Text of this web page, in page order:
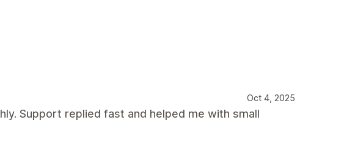
Oct 4, 2025
Support replied fast and helped me with small